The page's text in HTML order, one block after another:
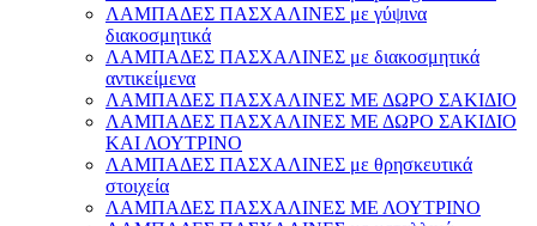
ΛΑΜΠΑΔΕΣ ΠΑΣΧΑΛΙΝΕΣ με γύψινα
διακοσμητικά
ΛΑΜΠΑΔΕΣ ΠΑΣΧΑΛΙΝΕΣ με διακοσμητικά
αντικείμενα
ΛΑΜΠΑΔΕΣ ΠΑΣΧΑΛΙΝΕΣ ΜΕ ΔΩΡΟ ΣΑΚΙΔΙΟ
ΛΑΜΠΑΔΕΣ ΠΑΣΧΑΛΙΝΕΣ ΜΕ ΔΩΡΟ ΣΑΚΙΔΙΟ
ΚΑΙ ΛΟΥΤΡΙΝΟ
ΛΑΜΠΑΔΕΣ ΠΑΣΧΑΛΙΝΕΣ με θρησκευτικά
στοιχεία
ΛΑΜΠΑΔΕΣ ΠΑΣΧΑΛΙΝΕΣ ΜΕ ΛΟΥΤΡΙΝΟ